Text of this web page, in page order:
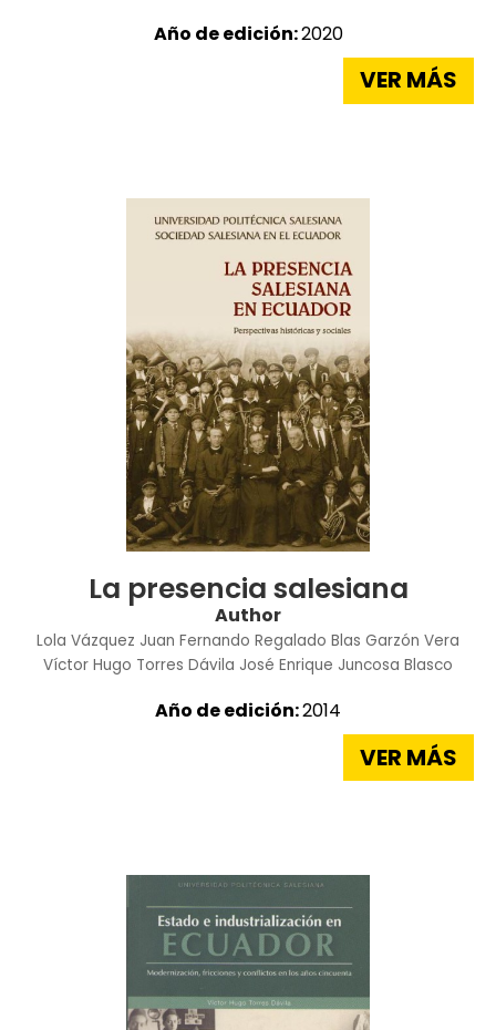
Año de edición:2020
VER MÁS
La presencia salesiana
Author
Lola Vázquez Juan Fernando Regalado Blas Garzón Vera
Víctor Hugo Torres Dávila José Enrique Juncosa Blasco
Año de edición:2014
VER MÁS